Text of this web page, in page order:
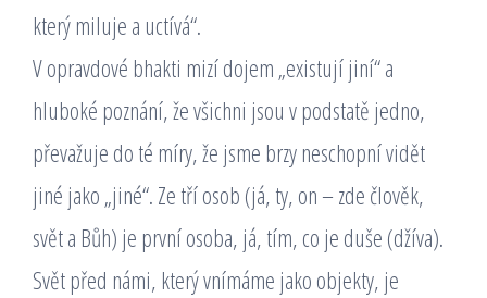
který miluje a uctívá“.
V opravdové bhakti mizí dojem „existují jiní“ a
hluboké poznání, že všichni jsou v podstatě jedno,
převažuje do té míry, že jsme brzy neschopní vidět
jiné jako „jiné“. Ze tří osob (já, ty, on – zde člověk,
svět a Bůh) je první osoba, já, tím, co je duše (džíva).
Svět před námi, který vnímáme jako objekty, je